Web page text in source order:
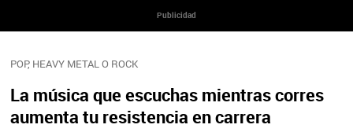
Publicidad
POP, HEAVY METAL O ROCK
La música que escuchas mientras corres
aumenta tu resistencia en carrera